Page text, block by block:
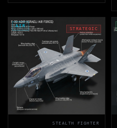
AIR
STRATEGIC
STEALTH FIGHTER